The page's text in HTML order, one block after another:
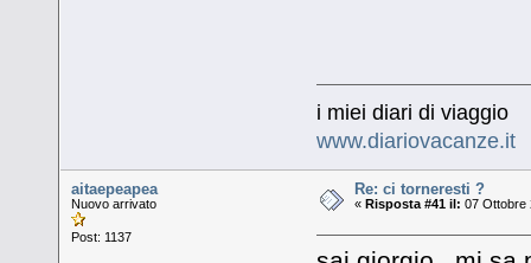
i miei diari di viaggio
www.diariovacanze.it
aitaepeapea
Nuovo arrivato
Post: 1137
Re: ci torneresti ?
« Risposta #41 il: 07 Ottobre